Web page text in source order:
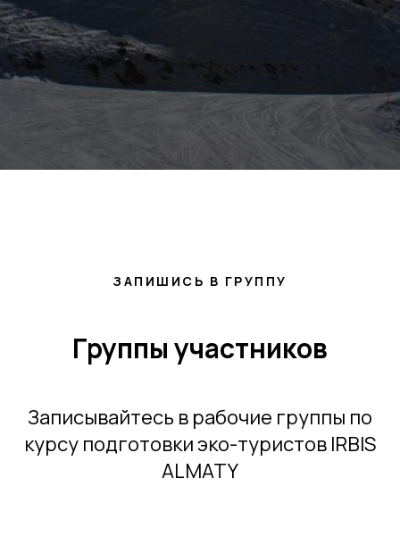
ЗАПИШИСЬ В ГРУППУ
Группы участников
Записывайтесь в рабочие группы по
курсу подготовки эко-туристов IRBIS
ALMATY